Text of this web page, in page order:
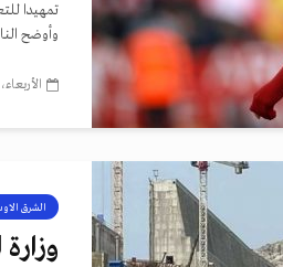
تمهيدا
وأوضح
الأربعاء، 5 أغسطس 2026، 6:46 ص
الشرق